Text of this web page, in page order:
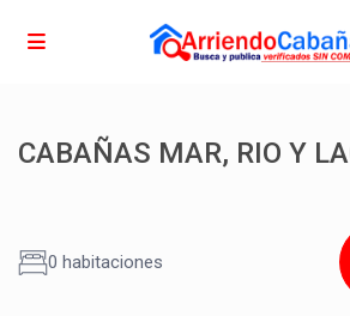
CABAÑAS MAR, RIO Y
0 habitaciones